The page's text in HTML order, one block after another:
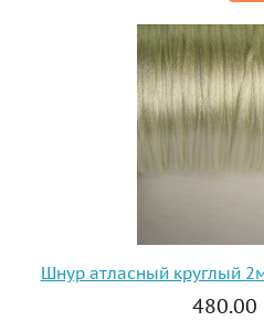
Шнур атласный круглый
480.00